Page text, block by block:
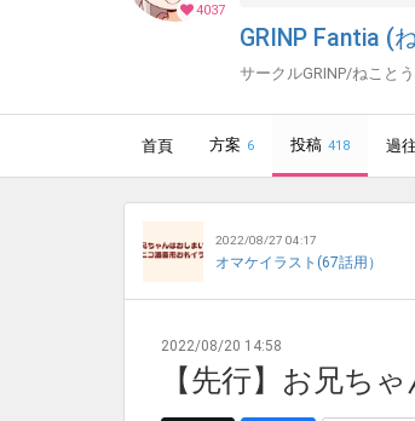
4037
GRINP Fantia (
サークルGRINP/ねこと
首頁 方案 6 投稿 418 過
2022/08/27 04:17
オマケイラスト(67話用）
2022/08/20 14:58
【先行】お兄ち